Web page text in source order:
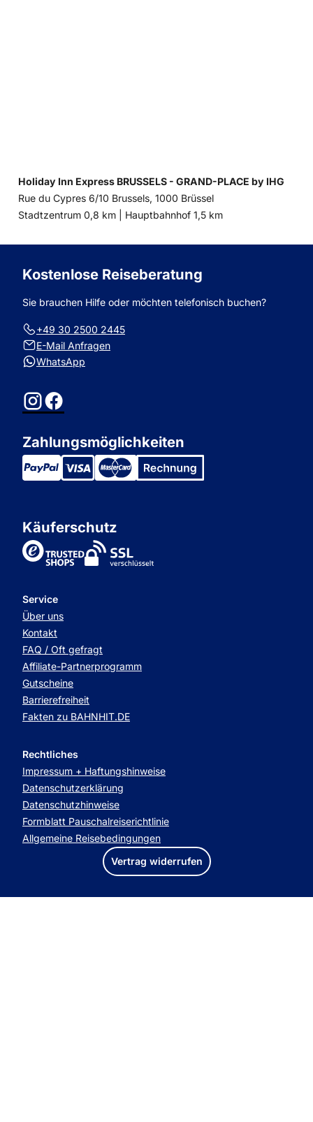
Holiday Inn Express BRUSSELS - GRAND-PLACE by IHG
Rue du Cypres 6/10 Brussels, 1000 Brüssel
Entfernung
Stadtzentrum 0,8 km | Entfernung
Hauptbahnhof 1,5 km
Kostenlose Reiseberatung
Sie brauchen Hilfe oder möchten telefonisch buchen?
+49 30 2500 2445
E-Mail Anfragen
WhatsApp
InstagramFacebook
Zahlungsmöglichkeiten
Käuferschutz
TrustedShops
Service
Über uns
Kontakt
FAQ / Oft gefragt
Affiliate-Partnerprogramm
Gutscheine
Barrierefreiheit
Fakten zu BAHNHIT.DE
Rechtliches
Impressum + Haftungshinweise
Datenschutzerklärung
Datenschutzhinweise
Formblatt Pauschalreiserichtlinie
Allgemeine Reisebedingungen
Vertrag widerrufen